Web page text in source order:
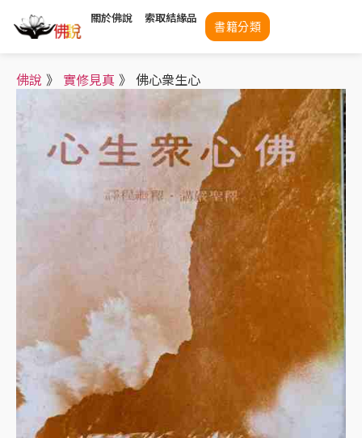
關於佛說 索取結緣品
書籍分類
佛說 》 實修見真 》 佛心衆生心